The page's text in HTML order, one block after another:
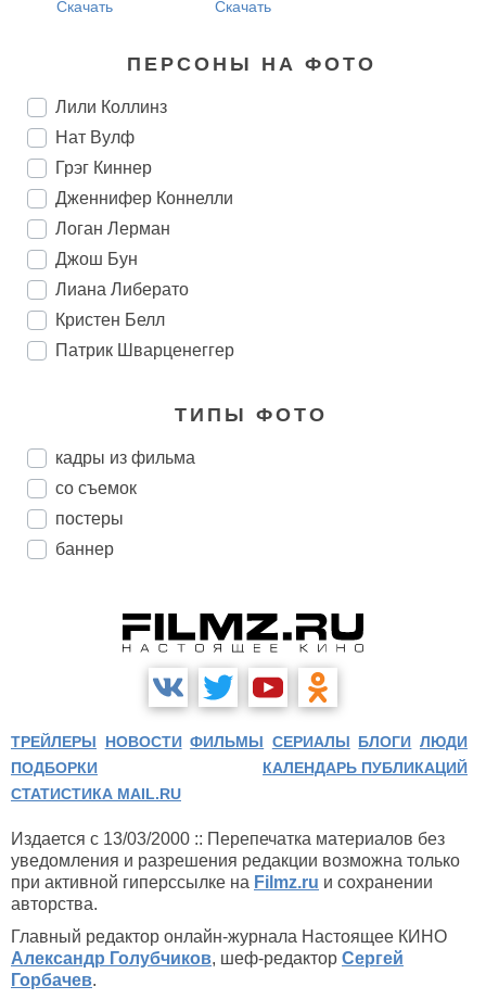
Скачать Скачать
ПЕРСОНЫ НА ФОТО
Лили Коллинз
Нат Вулф
Грэг Киннер
Дженнифер Коннелли
Логан Лерман
Джош Бун
Лиана Либерато
Кристен Белл
Патрик Шварценеггер
ТИПЫ ФОТО
кадры из фильма
со съемок
постеры
баннер
ТРЕЙЛЕРЫ НОВОСТИ ФИЛЬМЫ СЕРИАЛЫ БЛОГИ ЛЮДИ
ПОДБОРКИ
КАЛЕНДАРЬ ПУБЛИКАЦИЙ
СТАТИСТИКА MAIL.RU
Издается с 13/03/2000 :: Перепечатка материалов без
уведомления и разрешения редакции возможна только
при активной гиперссылке на Filmz.ru и сохранении
авторства.
Главный редактор онлайн-журнала Настоящее КИНО
Александр Голубчиков, шеф-редактор Сергей
Горбачев.